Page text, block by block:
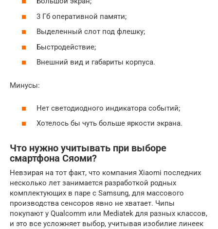
3 Гб оперативной памяти;
Выделенный слот под флешку;
Быстродействие;
Внешний вид и габариты корпуса.
Минусы:
Нет светодиодного индикатора событий;
Хотелось бы чуть больше яркости экрана.
Что нужно учитывать при выборе
смартфона Сяоми?
Невзирая на тот факт, что компания Xiaomi последних
несколько лет занимается разработкой родных
комплектующих в паре с Samsung, для массового
производства сенсоров явно не хватает. Чипы
покупают у Qualcomm или Mediatek для разных классов,
и это все усложняет выбор, учитывая изобилие линеек